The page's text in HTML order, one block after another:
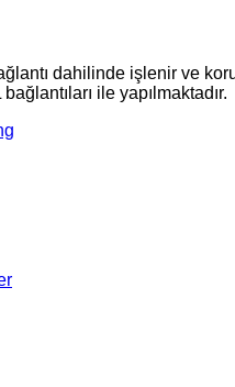
dahilinde işlenir ve
ile yapılmaktadır.